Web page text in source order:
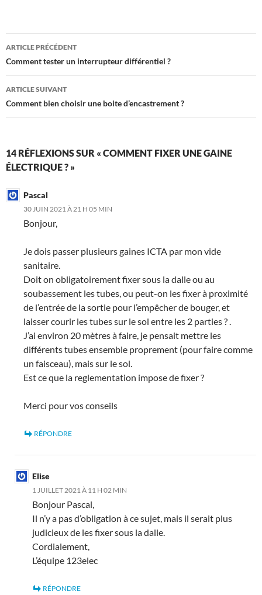
Navigation
des
articles
ARTICLE PRÉCÉDENT
Comment tester un interrupteur différentiel ?
ARTICLE SUIVANT
Comment bien choisir une boite d’encastrement ?
14 RÉFLEXIONS SUR « COMMENT FIXER UNE GAINE
ÉLECTRIQUE ? »
Pascal
30 JUIN 2021 À 21 H 05 MIN
Bonjour,
Je dois passer plusieurs gaines ICTA par mon vide
sanitaire.
Doit on obligatoirement fixer sous la dalle ou au
soubassement les tubes, ou peut-on les fixer à proximité
de l’entrée de la sortie pour l’empêcher de bouger, et
laisser courir les tubes sur le sol entre les 2 parties ? .
J’ai environ 20 mètres à faire, je pensait mettre les
différents tubes ensemble proprement (pour faire comme
un faisceau), mais sur le sol.
Est ce que la reglementation impose de fixer ?
Merci pour vos conseils
RÉPONDRE
Elise
1 JUILLET 2021 À 11 H 02 MIN
Bonjour Pascal,
Il n’y a pas d’obligation à ce sujet, mais il serait plus
judicieux de les fixer sous la dalle.
Cordialement,
L’équipe 123elec
RÉPONDRE